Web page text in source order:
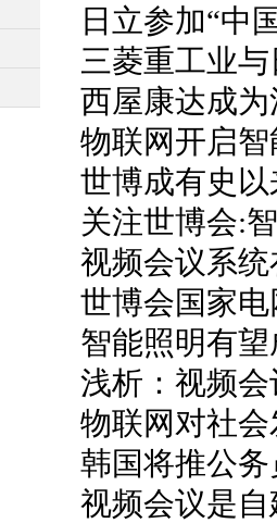
日立参加“中
三菱重工业
西屋康达成
物联网开启
世博成有史
关注世博会:
视频会议系
世博会国家
智能照明有
浅析：视频
物联网对社
韩国将推公
视频会议是